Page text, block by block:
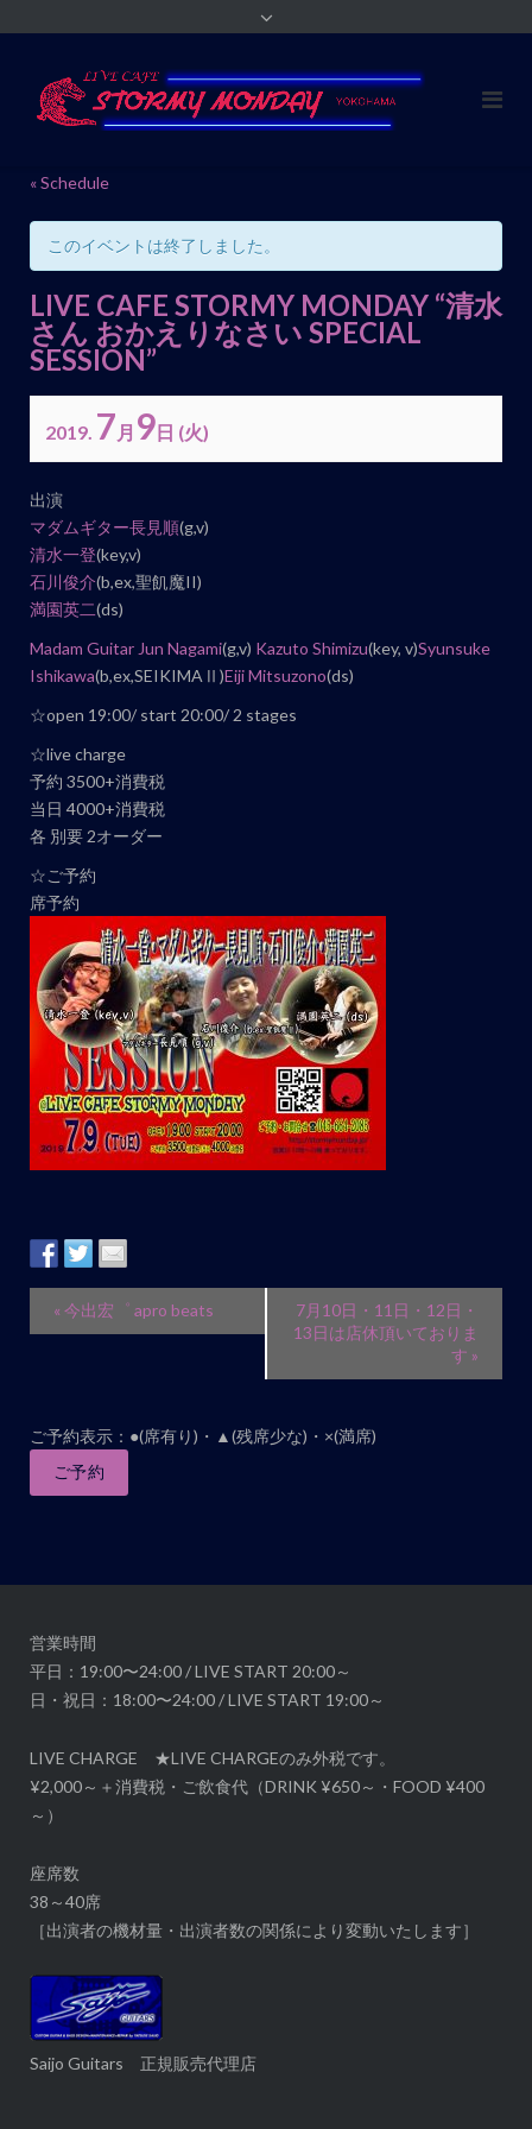
« Schedule
このイベントは終了しました。
LIVE CAFE STORMY MONDAY “清水
さん おかえりなさい SPECIAL
SESSION”
2019. 7 月 9日 (火)
イ
ベ
ン
ト
ナ
ビ
ゲ
ー
シ
ョ
ン
出演
マダムギター長見順(g,v)
清水一登(key,v)
石川俊介(b,ex,聖飢魔II)
満園英二(ds)
Madam Guitar Jun Nagami(g,v) Kazuto Shimizu(key, v)Syunsuke
Ishikawa(b,ex,SEIKIMAⅡ)Eiji Mitsuzono(ds)
☆open 19:00/ start 20:00/ 2 stages
☆live charge
予約 3500+消費税
当日 4000+消費税
各 別要 2オーダー
☆ご予約
席予約
ベ
ナ
ビ
ゲ
ョ
« 今出宏゜ apro beats
7月10日・11日・12日・
13日は店休頂いておりま
す »
ご予約表示：●(席有り)・▲(残席少な)・×(満席)
ご予約
営業時間
平日：19:00〜24:00 / LIVE START 20:00～
日・祝日：18:00〜24:00 / LIVE START 19:00～
LIVE CHARGE ★LIVE CHARGEのみ外税です。
¥2,000～＋消費税・ご飲食代（DRINK ¥650～・FOOD ¥400
～）
座席数
38～40席
［出演者の機材量・出演者数の関係により変動いたします］
Saijo Guitars 正規販売代理店